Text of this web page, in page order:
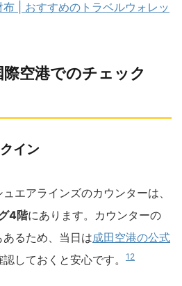
| おすすめのトラベルウォレッ
空港でのチェック
イン
エアラインズのカウンターは、
4階にあります。カウンターの
るため、当日は成田空港の公式
しておくと安心です。 12